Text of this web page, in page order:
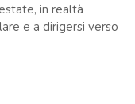
in realtà
e a dirigersi verso